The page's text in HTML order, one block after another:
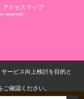
アクセスマップ
reserved.
ービス向上検討を目的と
ご確認ください。